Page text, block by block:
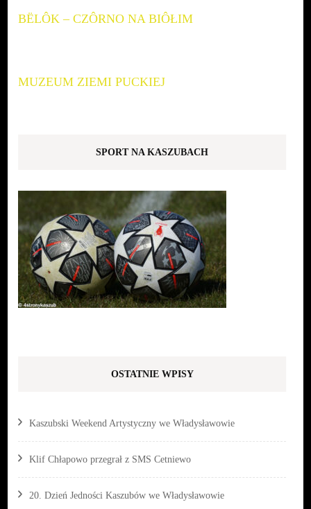
BËLÔK – CZÔRNO NA BIÔŁIM
MUZEUM ZIEMI PUCKIEJ
SPORT NA KASZUBACH
OSTATNIE WPISY
Kaszubski Weekend Artystyczny we Władysławowie
Klif Chłapowo przegrał z SMS Cetniewo
20. Dzień Jedności Kaszubów we Władysławowie